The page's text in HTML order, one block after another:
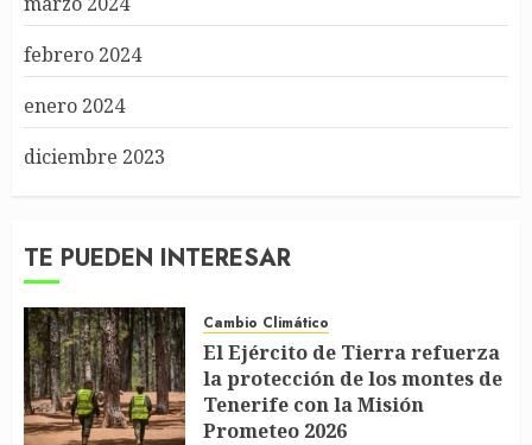
febrero 2024
enero 2024
diciembre 2023
TE PUEDEN INTERESAR
Cambio Climático
El Ejército de Tierra refuerza
la protección de los montes de
Tenerife con la Misión
Prometeo 2026